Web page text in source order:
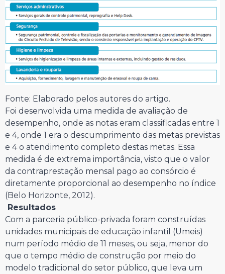
Fonte: Elaborado pelos autores do artigo.
Foi desenvolvida uma medida de avaliação de
desempenho, onde as notas eram classificadas entre 1
e 4, onde 1 era o descumprimento das metas previstas
e 4 o atendimento completo destas metas. Essa
medida é de extrema importância, visto que o valor
da contraprestação mensal pago ao consórcio é
diretamente proporcional ao desempenho no índice
(Belo Horizonte, 2012).
Resultados
Com a parceria público-privada foram construídas
unidades municipais de educação infantil (Umeis)
num período médio de 11 meses, ou seja, menor do
que o tempo médio de construção por meio do
modelo tradicional do setor público, que leva um